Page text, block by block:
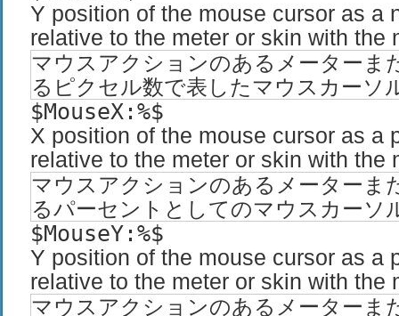
Y position of the mouse cursor as a
relative to the meter or skin with the
マウスアクションのあるメーターま
るピクセル数で表したマウスカーソ
$MouseX:%$
X position of the mouse cursor as a
relative to the meter or skin with the
マウスアクションのあるメーターま
るパーセントとしてのマウスカーソ
$MouseY:%$
Y position of the mouse cursor as a
relative to the meter or skin with the
マウスアクションのあるメーターま